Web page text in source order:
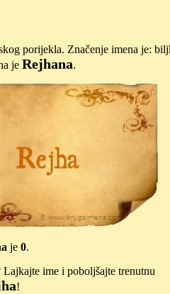
porijekla. Značenje imena je:
je Rejhana.
je 0.
Lajkajte ime i poboljšajte trenutnu
!